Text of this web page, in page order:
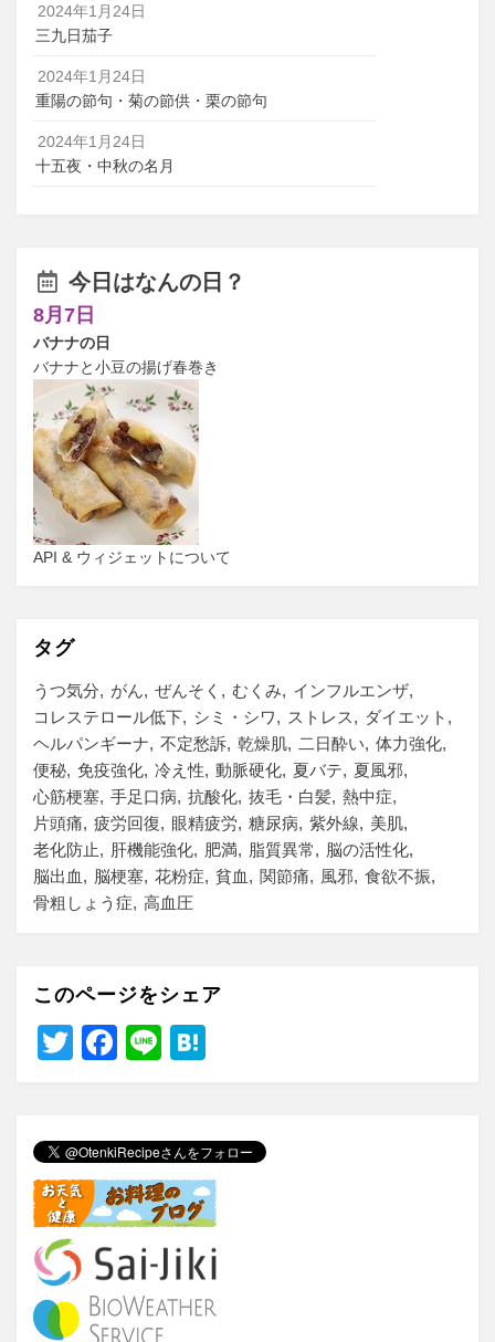
2024年1月24日
三九日茄子
2024年1月24日
重陽の節句・菊の節供・栗の節句
2024年1月24日
十五夜・中秋の名月
今日はなんの日？
8月7日
バナナの日
バナナと小豆の揚げ春巻き
API & ウィジェットについて
タグ
うつ気分 がん ぜんそく むくみ
インフルエンザ
コレステロール低下
シミ・シワ ストレス
ダイエット
ヘルパンギーナ
不定愁訴 乾燥肌 二日酔い
体力強化
便秘 免疫強化 冷え性 動脈硬化 夏バテ
夏風邪
心筋梗塞 手足口病 抗酸化 抜毛・白髪 熱中症
片頭痛
疲労回復 眼精疲労 糖尿病 紫外線
美肌
老化防止
肝機能強化 肥満 脂質異常
脳の活性化
脳出血
脳梗塞 花粉症 貧血 関節痛 風邪 食欲不振
骨粗しょう症
高血圧
このページをシェア
T
er
F
e
b
o
o
k
Li
n
a